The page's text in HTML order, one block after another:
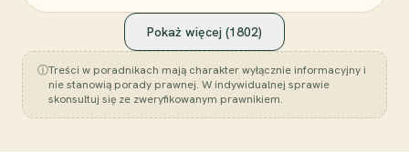
Pokaż więcej (1802)
ⓘTreści w poradnikach mają charakter wyłącznie informacyjny i
nie stanowią porady prawnej. W indywidualnej sprawie
skonsultuj się ze zweryfikowanym prawnikiem.